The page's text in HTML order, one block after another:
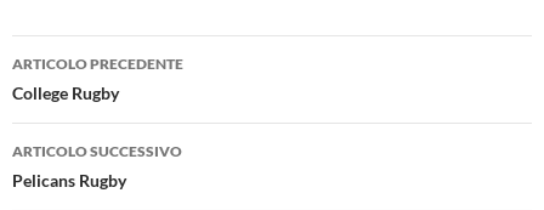
Navigazione
articolo
ARTICOLO PRECEDENTE
College Rugby
ARTICOLO SUCCESSIVO
Pelicans Rugby